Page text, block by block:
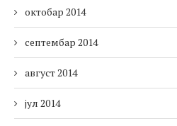
октобар 2014
септембар 2014
август 2014
јул 2014